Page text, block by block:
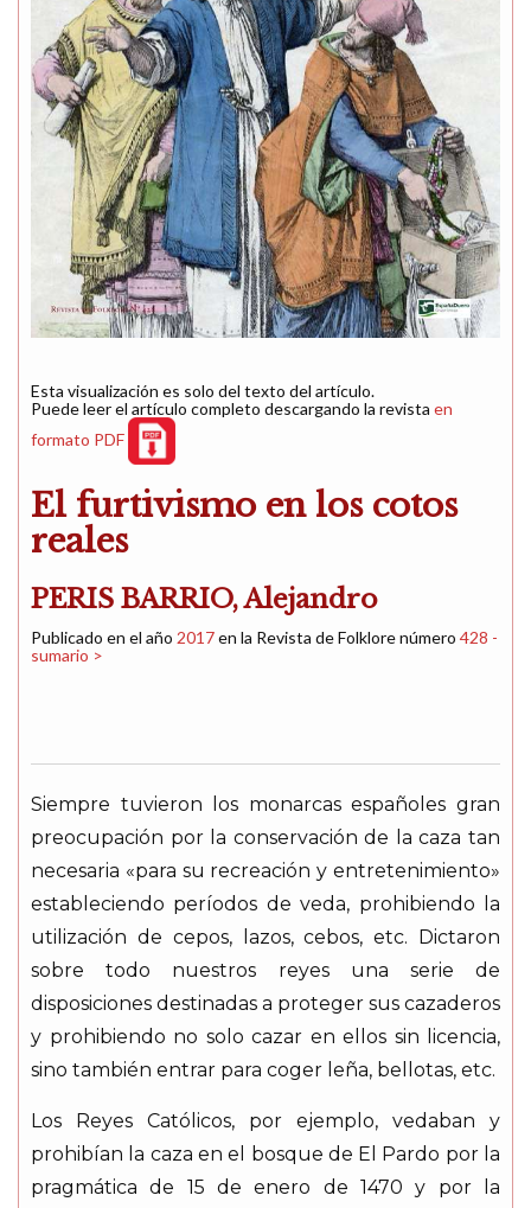
Esta visualización es solo del texto del artículo.
Puede leer el artículo completo descargando la revista en
formato PDF
El furtivismo en los cotos
reales
PERIS BARRIO, Alejandro
Publicado en el año 2017en la Revista de Folklore número 428 -
sumario >
Siempre tuvieron los monarcas españoles gran
preocupación por la conservación de la caza tan
necesaria «para su recreación y entretenimiento»
estableciendo períodos de veda, prohibiendo la
utilización de cepos, lazos, cebos, etc. Dictaron
sobre todo nuestros reyes una serie de
disposiciones destinadas a proteger sus cazaderos
y prohibiendo no solo cazar en ellos sin licencia,
sino también entrar para coger leña, bellotas, etc.
Los Reyes Católicos, por ejemplo, vedaban y
prohibían la caza en el bosque de El Pardo por la
pragmática de 15 de enero de 1470 y por la